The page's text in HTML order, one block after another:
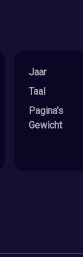
Jaar
Taal
Pagina's
Gewicht